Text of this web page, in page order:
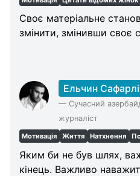
Своє матеріальне
змінити, змінивши своє
Ельчин Сафарлі
— Сучасний
журналіст
Мотивація Життя Натхнення
Яким би не був шлях,
кінець. Важливо